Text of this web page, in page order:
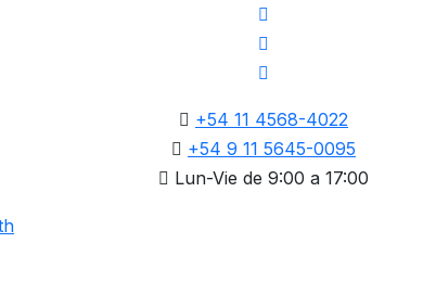
+54 11 4568-4022
+54 9 11 5645-0095
Lun-Vie de 9:00 a 17:00